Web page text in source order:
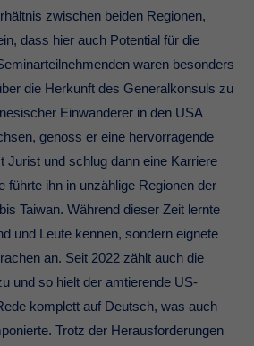
zwischen beiden Regionen,
dass hier auch Potential für die
waren besonders
die Herkunft des Generalkonsuls zu
Einwanderer in den USA
genoss er eine hervorragende
Jurist und schlug dann eine Karriere
führte ihn in unzählige Regionen der
Taiwan. Während dieser Zeit lernte
und Leute kennen, sondern eignete
an. Seit 2022 zählt auch die
und so hielt der amtierende US-
komplett auf Deutsch, was auch
Trotz der Herausforderungen